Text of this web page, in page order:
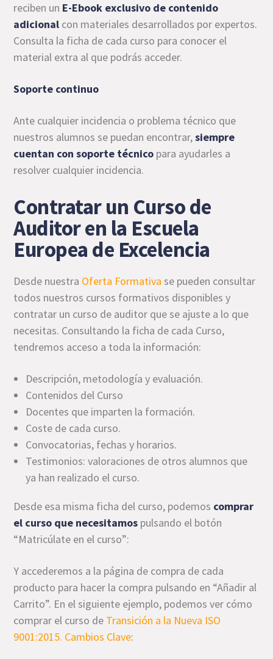
reciben un E-Ebook exclusivo de contenido
adicional con materiales desarrollados por expertos.
Consulta la ficha de cada curso para conocer el
material extra al que podrás acceder.
Soporte continuo
Ante cualquier incidencia o problema técnico que
nuestros alumnos se puedan encontrar,siempre
cuentan con soporte técnico para ayudarles a
resolver cualquier incidencia.
Contratar un Curso de
Auditor en la Escuela
Europea de Excelencia
Desde nuestra Oferta Formativa se pueden consultar
todos nuestros cursos formativos disponibles y
contratar un curso de auditor que se ajuste a lo que
necesitas. Consultando la ficha de cada Curso,
tendremos acceso a toda la información:
Descripción, metodología y evaluación.
Contenidos del Curso
Docentes que imparten la formación.
Coste de cada curso.
Convocatorias, fechas y horarios.
Testimonios: valoraciones de otros alumnos que
ya han realizado el curso.
Desde esa misma ficha del curso, podemos comprar
el curso que necesitamos pulsando el botón
“Matricúlate en el curso”:
Y accederemos a la página de compra de cada
producto para hacer la compra pulsando en “Añadir al
Carrito”. En el siguiente ejemplo, podemos ver cómo
comprar el curso de Transición a la Nueva ISO
9001:2015. Cambios Clave: